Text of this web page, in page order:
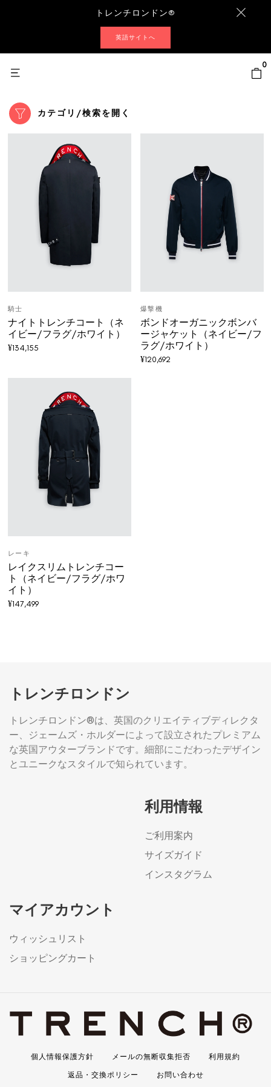
トレンチロンドン®
英語サイトへ
0
カテゴリ/検索を開く
騎士
ナイトトレンチコート（ネ
イビー/フラグ/ホワイト）
¥134,155
爆撃機
ボンドオーガニックボンバ
ージャケット（ネイビー/フ
ラグ/ホワイト）
¥120,692
レーキ
レイクスリムトレンチコー
ト（ネイビー/フラグ/ホワ
イト）
¥147,499
トレンチロンドン
トレンチロンドン®は、英国のクリエイティブディレクタ
ー、ジェームズ・ホルダーによって設立されたプレミアム
な英国アウターブランドです。細部にこだわったデザイン
とユニークなスタイルで知られています。
利用情報
ご利用案内
サイズガイド
インスタグラム
マイアカウント
ウィッシュリスト
ショッピングカート
個人情報保護方針 メールの無断収集拒否 利用規約
返品・交換ポリシー お問い合わせ